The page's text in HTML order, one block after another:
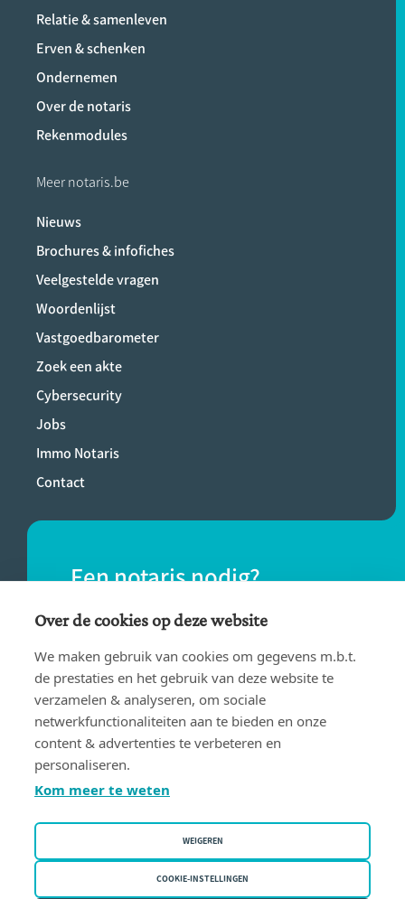
Relatie & samenleven
Erven & schenken
Ondernemen
Over de notaris
Rekenmodules
Meer notaris.be
Nieuws
Brochures & infofiches
Veelgestelde vragen
Woordenlijst
Vastgoedbarometer
Zoek een akte
Cybersecurity
Jobs
Immo Notaris
Contact
Een notaris nodig?
Vind eenvoudig een notaris bij jou in de
buurt.
VIND EEN NOTARIS
Gebruiksvoorwaarden
Privacy policy
Over de cookies op deze website
We maken gebruik van cookies om gegevens m.b.t.
de prestaties en het gebruik van deze website te
verzamelen & analyseren, om sociale
netwerkfunctionaliteiten aan te bieden en onze
content & advertenties te verbeteren en
personaliseren.
Kom meer te weten
WEIGEREN
COOKIE-INSTELLINGEN